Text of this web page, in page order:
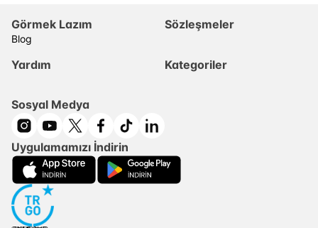
Görmek Lazım
Blog
Sözleşmeler
Yardım Kategoriler
Sosyal Medya
Uygulamamızı İndirin